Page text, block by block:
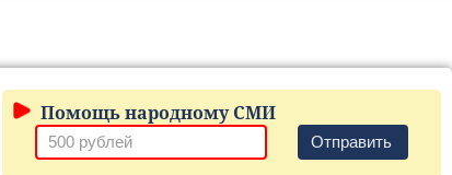
Помощь народному СМИ
Отправить